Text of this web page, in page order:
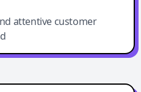
attentive customer